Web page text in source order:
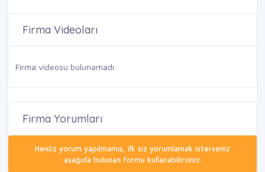
Firma Videoları
Firma videosu bulunamadı.
Firma Yorumları
Henüz yorum yapılmamış, ilk siz yorumlamak isterseniz
aşağıda bulunan formu kullanabilirsiniz.